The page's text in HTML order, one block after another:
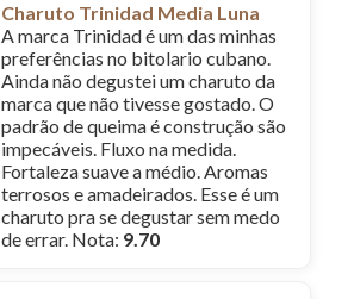
Charuto Trinidad Media Luna
A marca Trinidad é um das minhas
preferências no bitolario cubano.
Ainda não degustei um charuto da
marca que não tivesse gostado. O
padrão de queima é construção são
impecáveis. Fluxo na medida.
Fortaleza suave a médio. Aromas
terrosos e amadeirados. Esse é um
charuto pra se degustar sem medo
de errar. Nota: 9.70